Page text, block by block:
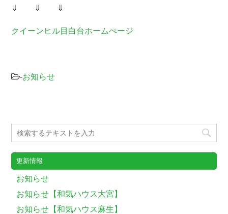
⇓ ⇓ ⇓
クイーンヒル目白台ホームぺージ
-お知らせ
更新情報
お知らせ
お知らせ【和気ハウス大宮】
お知らせ【和気ハウス麻生】